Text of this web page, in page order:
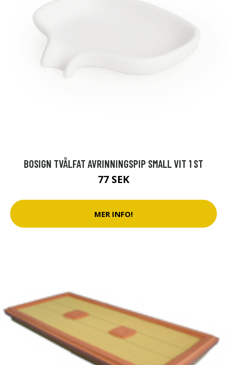
BOSIGN TVÅLFAT AVRINNINGSPIP SMALL VIT 1 ST
77 SEK
MER INFO!